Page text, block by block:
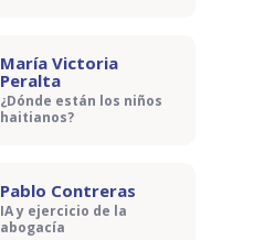
María Victoria
Peralta
¿Dónde están los niños
haitianos?
Pablo Contreras
IA y ejercicio de la
abogacía